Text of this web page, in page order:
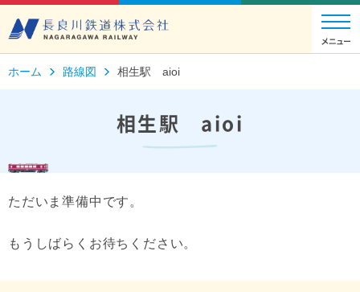
ホーム 路線図 相生駅 aioi
相生駅 aioi
ただいま準備中です。
もうしばらくお待ちください。